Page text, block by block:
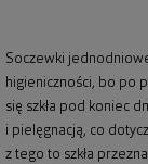
Soczewki
higieniczności, bo po
się szkła pod koniec
i pielęgnacją, co
z tego to szkła